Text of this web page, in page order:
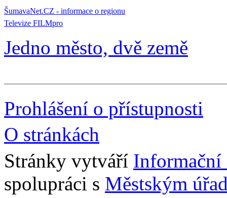
ŠumavaNet.CZ - informace o regionu
Televize FILMpro
Jedno město, dvě země
Prohlášení o přístupnosti
O stránkách
Stránky vytváří Informační
spolupráci s Městským